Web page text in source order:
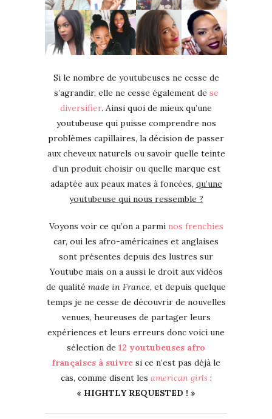
Si le nombre de youtubeuses ne cesse de
s’agrandir, elle ne cesse également de se
diversifier. Ainsi quoi de mieux qu’une
youtubeuse qui puisse comprendre nos
problèmes capillaires, la décision de passer
aux cheveux naturels ou savoir quelle teinte
d’un produit choisir ou quelle marque est
adaptée aux peaux mates à foncées, qu’une
youtubeuse qui nous ressemble ?
Voyons voir ce qu’on a parmi nos frenchies
car, oui les afro-américaines et anglaises
sont présentes depuis des lustres sur
Youtube mais on a aussi le droit aux vidéos
de qualité made in France, et depuis quelque
temps je ne cesse de découvrir de nouvelles
venues, heureuses de partager leurs
expériences et leurs erreurs donc voici une
sélection de 12 youtubeuses afro
françaises à suivre si ce n’est pas déjà le
cas, comme disent les american girls:
« HIGHTLY REQUESTED ! »